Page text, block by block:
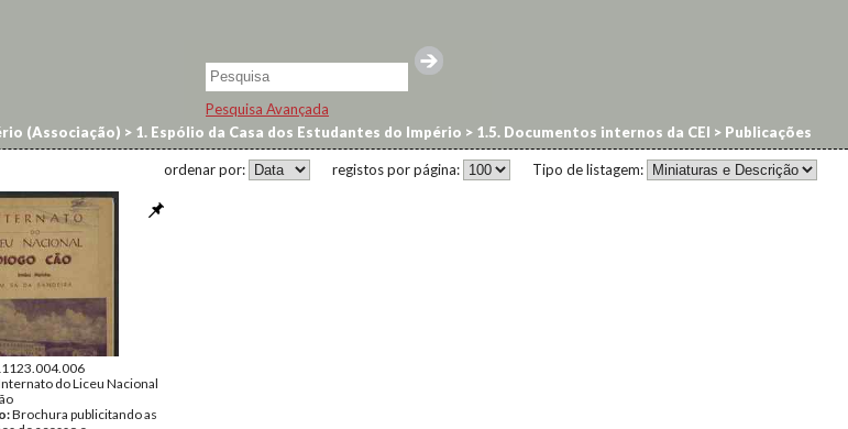
Pesquisa Avançada
(Associação) > 1. Espólio da Casa dos Estudantes do Império > 1.5. Documentos internos da CEI > Publicações
Tipo de listagem:
registos por página:
ordenar por:
do Liceu Nacional
Brochura publicitando as